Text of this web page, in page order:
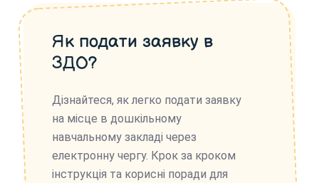
Як подати заявку в
ЗДО?
Дізнайтеся, як легко подати заявку
на місце в дошкільному
навчальному закладі через
електронну чергу. Крок за кроком
інструкція та корисні поради для